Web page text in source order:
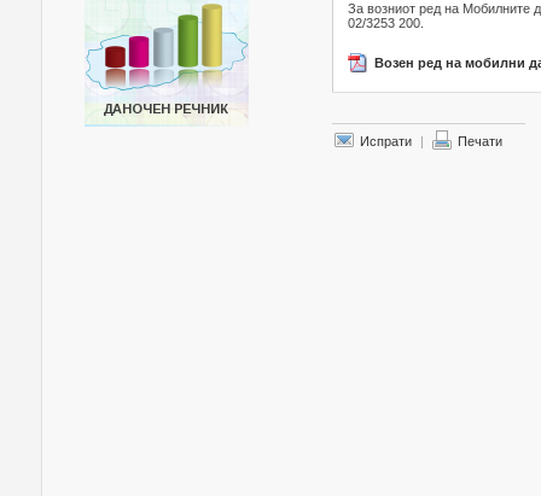
За возниот ред на Мобилните
02/3253 200.
Возен ред на мобилни
Испрати | Печати